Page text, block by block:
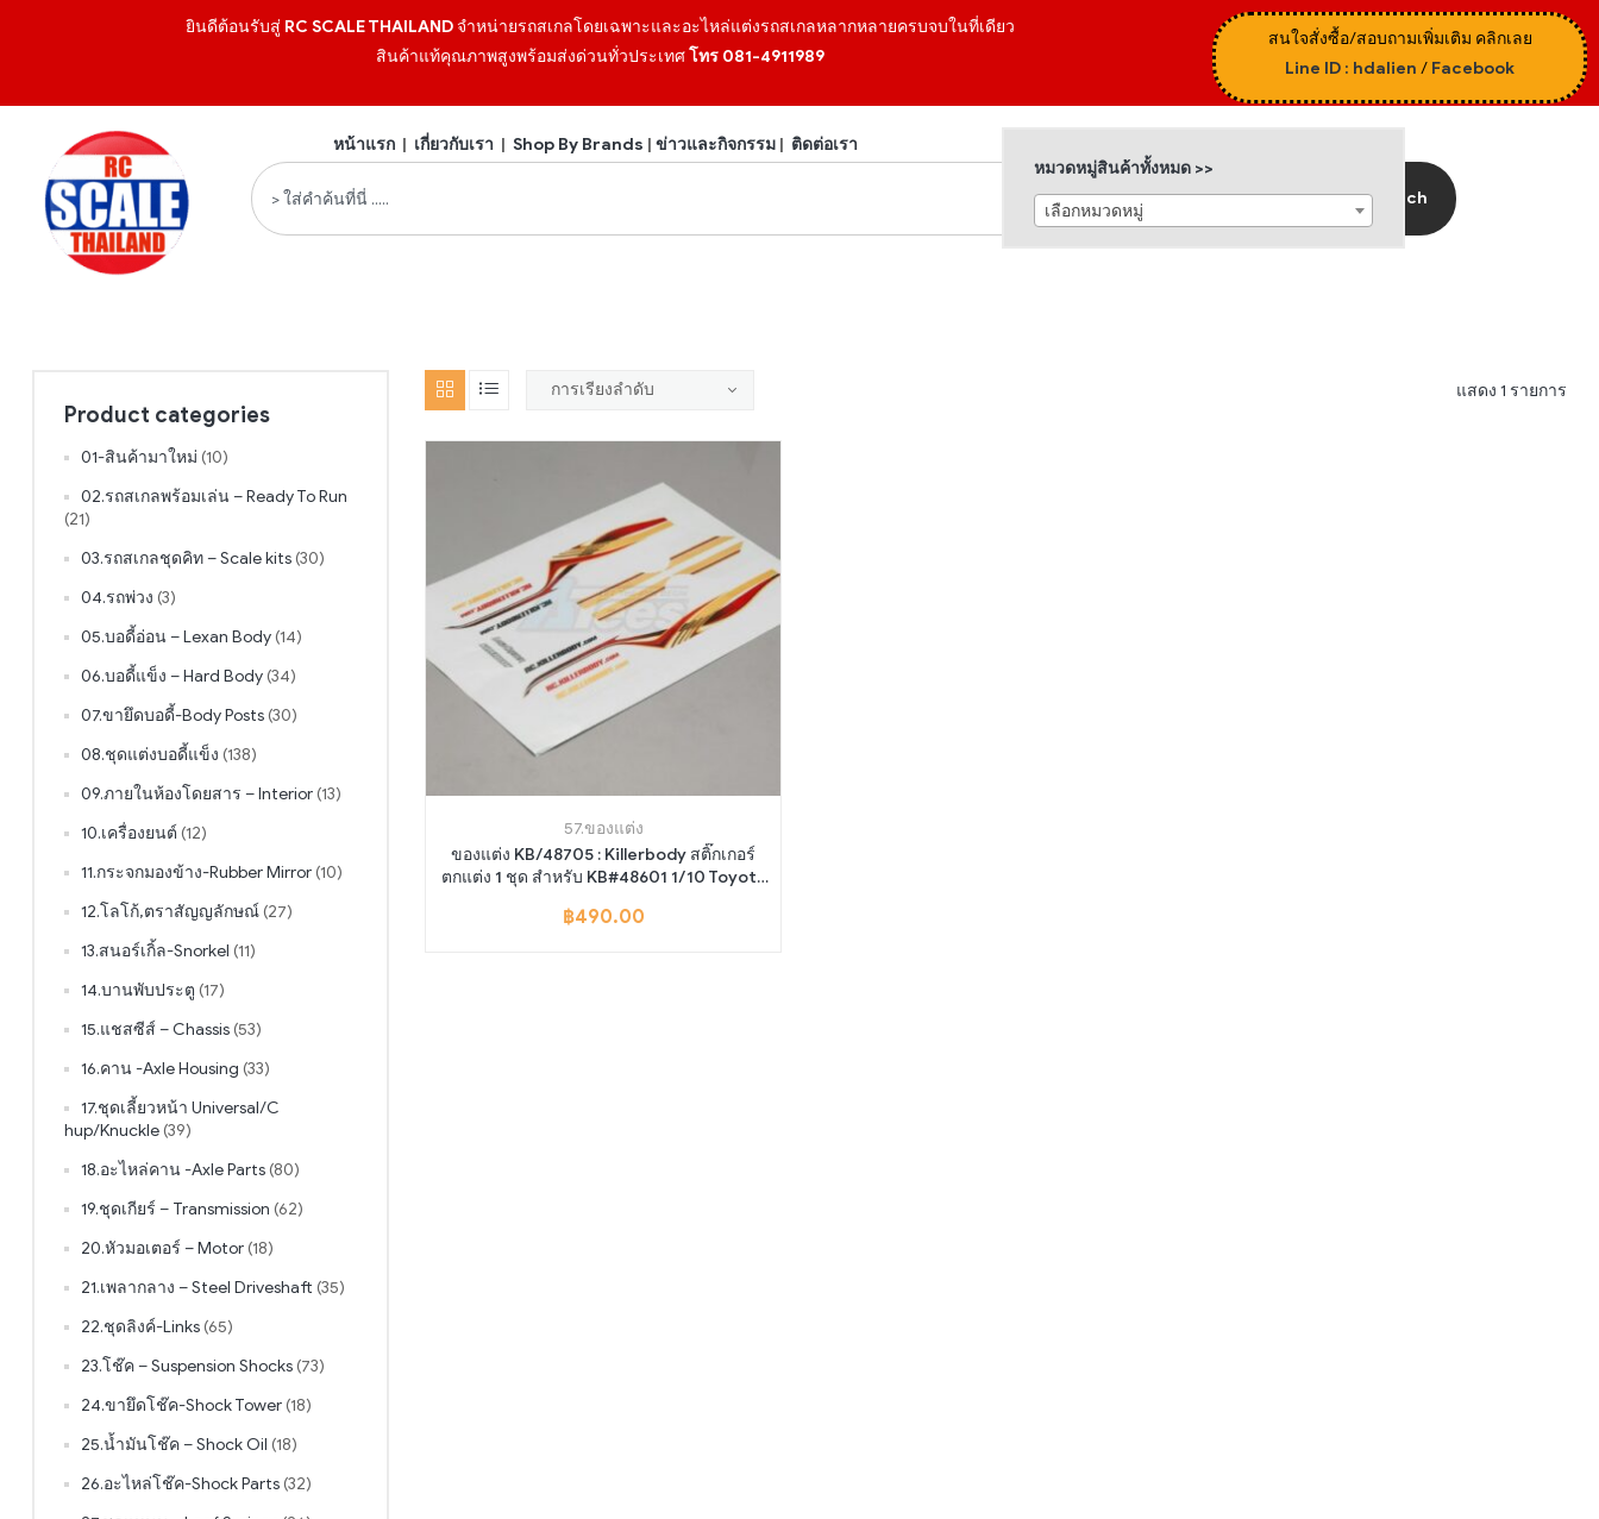
ยินดีต้อนรับสู่ RC SCALE THAILANDจำหน่ายรถสเกลโดยเฉพาะและอะไหล่แต่งรถสเกลหลากหลายครบจบในที่เดียว
สินค้าแท้คุณภาพสูงพร้อมส่งด่วนทั่วประเทศโทร 081-4911989
สนใจสั่งซื้อ/สอบถามเพิ่มเติม คลิกเลย
Line ID : hdalien / Facebook
หน้าแรก| เกี่ยวกับเรา | Shop By Brands | ข่าวและกิจกรรม| ติดต่อเรา
Search
หมวดหมู่สินค้าทั้งหมด >>
เลือกหมวดหมู่
แสดง 1 รายการ
57.ของแต่ง
ของแต่ง KB/48705 : Killerbody สติ๊กเกอร์
ตกแต่ง 1 ชุด สำหรับ KB#48601 1/10 Toyota
฿490.00
Product categories
01-สินค้ามาใหม่ (10)
02.รถสเกลพร้อมเล่น – Ready To Run
(21)
03.รถสเกลชุดคิท – Scale kits (30)
04.รถพ่วง (3)
05.บอดี้อ่อน – Lexan Body (14)
06.บอดี้แข็ง – Hard Body (34)
07.ขายึดบอดี้-Body Posts (30)
08.ชุดแต่งบอดี้แข็ง (138)
09.ภายในห้องโดยสาร – Interior (13)
10.เครื่องยนต์ (12)
11.กระจกมองข้าง-Rubber Mirror (10)
12.โลโก้,ตราสัญญลักษณ์ (27)
13.สนอร์เกิ้ล-Snorkel (11)
14.บานพับประตู (17)
15.แชสซีส์ – Chassis (53)
16.คาน -Axle Housing (33)
17.ชุดเลี้ยวหน้า Universal/C
hup/Knuckle (39)
18.อะไหล่คาน -Axle Parts (80)
19.ชุดเกียร์ – Transmission (62)
20.หัวมอเตอร์ – Motor (18)
21.เพลากลาง – Steel Driveshaft (35)
22.ชุดลิงค์-Links (65)
23.โช๊ค – Suspension Shocks (73)
24.ขายึดโช๊ค-Shock Tower (18)
25.น้ำมันโช๊ค – Shock Oil (18)
26.อะไหล่โช๊ค-Shock Parts (32)